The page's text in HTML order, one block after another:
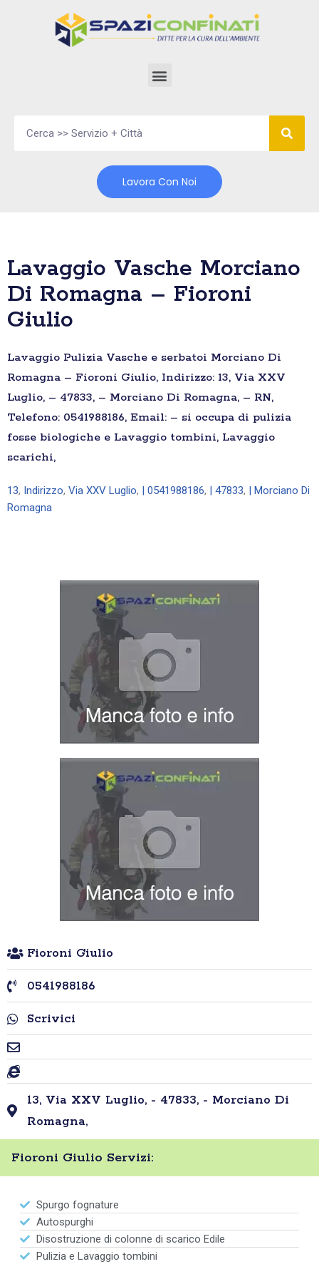
Lavora Con Noi
Lavaggio Vasche Morciano
Di Romagna – Fioroni
Giulio
Lavaggio Pulizia Vasche e serbatoi Morciano Di
Romagna – Fioroni Giulio, Indirizzo: 13, Via XXV
Luglio, – 47833, – Morciano Di Romagna, – RN,
Telefono: 0541988186, Email: – si occupa di pulizia
fosse biologiche e Lavaggio tombini, Lavaggio
scarichi,
13, Indirizzo, Via XXV Luglio, | 0541988186, | 47833,
| Morciano Di
Romagna
Fioroni Giulio
0541988186
Scrivici
13, Via XXV Luglio, - 47833, - Morciano Di
Romagna,
Fioroni Giulio Servizi:
Spurgo fognature
Autospurghi
Disostruzione di colonne di scarico Edile
Pulizia e Lavaggio tombini